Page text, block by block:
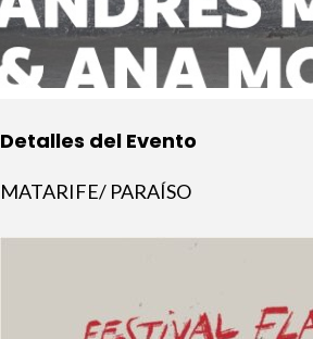
Detalles del Evento
MATARIFE/ PARAÍSO